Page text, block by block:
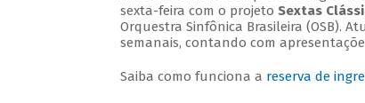
sexta-feira com o projeto Sextas
Orquestra Sinfônica Brasileira (OSB).
semanais, contando com
Saiba como funciona a reserva de